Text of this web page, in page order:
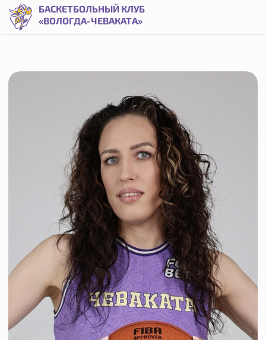
БАСКЕТБОЛЬНЫЙ КЛУБ
«ВОЛОГДА-ЧЕВАКАТА»
Екатерина Терехова | Баскетбольный клуб «Вологда-